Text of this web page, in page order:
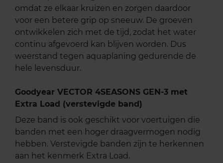
omdat ze elkaar kruizen en zorgen daardoor
voor een betere grip op sneeuw. De groeven
ontwikkelen zich met de tijd, zodat het water
continu afgevoerd kan blijven worden. Dus
weerstand tegen aquaplaning gedurende de
hele levensduur.
Goodyear VECTOR 4SEASONS GEN-3 met
Extra Load (verstevigde band)
Deze band is ook geschikt voor voertuigen die
banden met een hoger draagvermogen nodig
hebben. Verstevigde banden zijn te herkennen
aan het kenmerk Extra Load.